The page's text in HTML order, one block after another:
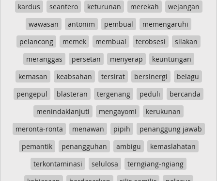
kardus
seantero keturunan merekah
wejangan
wawasan
antonim pembual
memengaruhi
pelancong
memek membual terobsesi
silakan
meranggas
persetan menyerap
keuntungan
kemasan
keabsahan tersirat bersinergi
belagu
pengepul
blasteran tergenang peduli
bercanda
menindaklanjuti
mengayomi
kerukunan
meronta-ronta
menawan pipih
penanggung jawab
pemantik
penangguhan ambigu
kemaslahatan
terkontaminasi
selulosa
terngiang-ngiang